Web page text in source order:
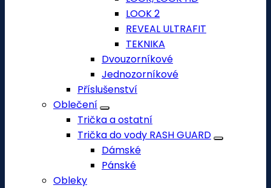
LOOK 2
REVEAL ULTRAFIT
TEKNIKA
Dvouzorníkové
Jednozorníkové
Příslušenství
Oblečení
Trička a ostatní
Trička do vody RASH GUARD
Dámské
Pánské
Obleky